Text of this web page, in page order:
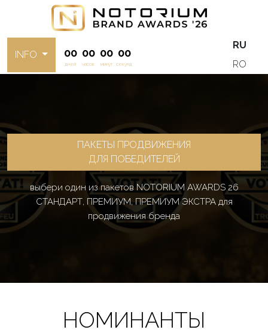
INFO 00
дней
00
часов
00
минут
00
секунд
RU
RO
ПАКЕТЫ ПРОДВИЖЕНИЯ
ДЛЯ ПОБЕДИТЕЛЕЙ
выбери один из пакетов NOTORIUM AWARDS 26
СТАНДАРТ, ПРЕМИУМ, ПРЕМИУМ ЭКСТРА для
продвижения бренда
НОМИНАНТЫ